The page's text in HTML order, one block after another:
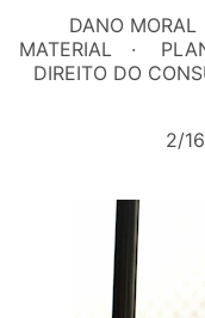
DANO MORAL
MATERIAL
DIREITO DO
2/